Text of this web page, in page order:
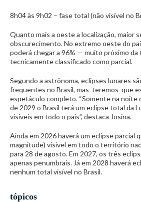
8h04 às 9h02 – fase total (não visível no
Quanto mais a oeste a localização, maior
obscurecimento. No extremo oeste do
poderá chegar a 96% — muito próximo da
tecnicamente classificado como parcial.
Segundo a astrônoma, eclipses lunares
frequentes no Brasil, mas teremos que
espetáculo completo. “Somente na noite
de 2029 o Brasil terá um eclipse total da
visíveis em todo o país”, destaca Josina.
Ainda em 2026 haverá um eclipse parcial
magnitude) visível em todo o território
para 28 de agosto. Em 2027, os três
apenas penumbrais. Já em 2028 haverá
nenhum total visível no Brasil.
tópicos